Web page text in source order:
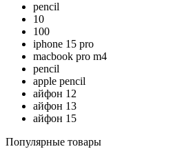
pencil
10
100
iphone 15 pro
macbook pro m4
pencil
apple pencil
айфон 12
айфон 13
айфон 15
Популярные товары